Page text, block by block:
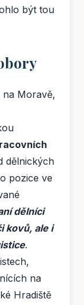
být tou
na Moravě,
dělnických
pozice ve
dělníci
kovů, ale i
.
na
Hradiště